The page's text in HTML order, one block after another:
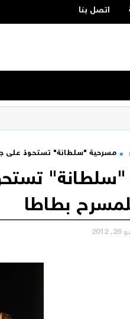
اتصل بنا
مسرحية "سلطانة" تستحوذ على
بطاطا
2012